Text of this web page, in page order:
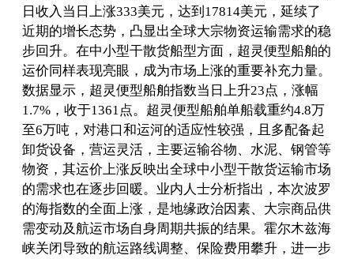
日收入当日上涨333美元，达到17814美元，延续了
近期的增长态势，凸显出全球大宗物资运输需求的稳
步回升。在中小型干散货船型方面，超灵便型船舶的
运价同样表现亮眼，成为市场上涨的重要补充力量。
数据显示，超灵便型船舶指数当日上升23点，涨幅
1.7%，收于1361点。超灵便型船舶单船载重约4.8万
至6万吨，对港口和运河的适应性较强，且多配备起
卸货设备，营运灵活，主要运输谷物、水泥、钢管等
物资，其运价上涨反映出全球中小型干散货运输市场
的需求也在逐步回暖。业内人士分析指出，本次波罗
的海指数的全面上涨，是地缘政治因素、大宗商品供
需变动及航运市场自身周期共振的结果。霍尔木兹海
峡关闭导致的航运路线调整、保险费用攀升，进一步